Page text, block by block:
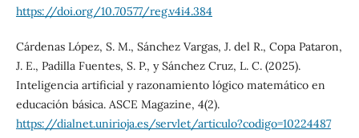
https://doi.org/10.70577/reg.v4i4.384
Cárdenas López, S. M., Sánchez Vargas, J. del R., Copa Pataron,
J. E., Padilla Fuentes, S. P., y Sánchez Cruz, L. C. (2025).
Inteligencia artificial y razonamiento lógico matemático en
educación básica. ASCE Magazine, 4(2).
https://dialnet.unirioja.es/servlet/articulo?codigo=10224487